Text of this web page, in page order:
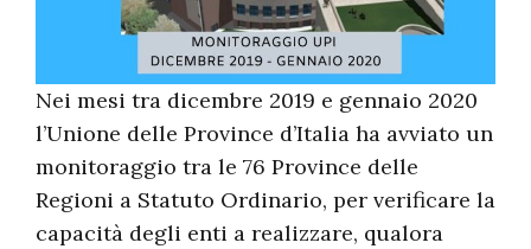
Nei mesi tra dicembre 2019 e gennaio 2020
l’Unione delle Province d’Italia ha avviato un
monitoraggio tra le 76 Province delle
Regioni a Statuto Ordinario, per verificare la
capacità degli enti a realizzare, qualora